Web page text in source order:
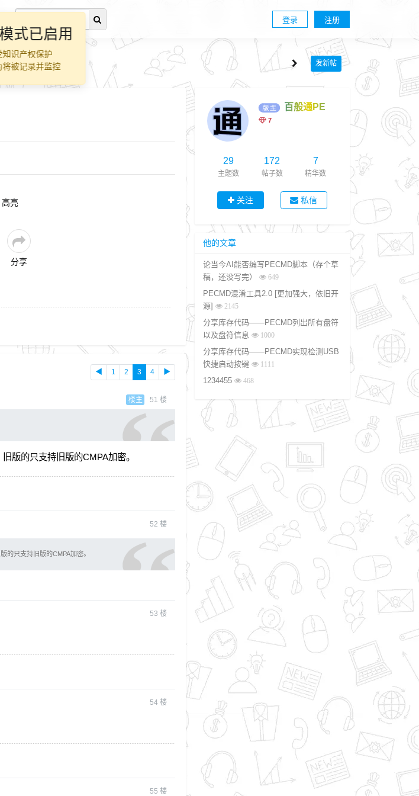
登录 注册
发新帖
亮
分享
◀ 1 2 3 4 ▶
楼主 51 楼
版的只支持旧版的CMPA加密。
52 楼
的只支持旧版的CMPA加密。
53 楼
54 楼
55 楼
百般通PE
7
29
主题数
172
帖子数
7
精华数
关注 私信
他的文章
论当今AI能否编写PECMD脚本（存个草
稿，还没写完）
649
PECMD混淆工具2.0 [更加强大，依旧开
源]
2145
分享库存代码——PECMD列出所有盘符
以及盘符信息
1000
分享库存代码——PECMD实现检测USB
快捷启动按键
1111
1234455 468
式已启用
知识产权保护
将被记录并监控